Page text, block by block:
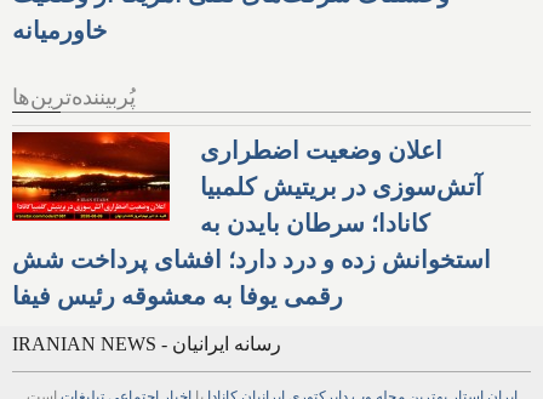
خاورمیانه
پُربیننده‌ترین‌ها
اعلان وضعیت اضطراری
آتش‌سوزی در بریتیش کلمبیا
کانادا؛ سرطان بایدن به
استخوانش زده و درد دارد؛ افشای پرداخت شش
رقمی یوفا به معشوقه رئیس فیفا
IRANIAN NEWS - رسانه ایرانیان